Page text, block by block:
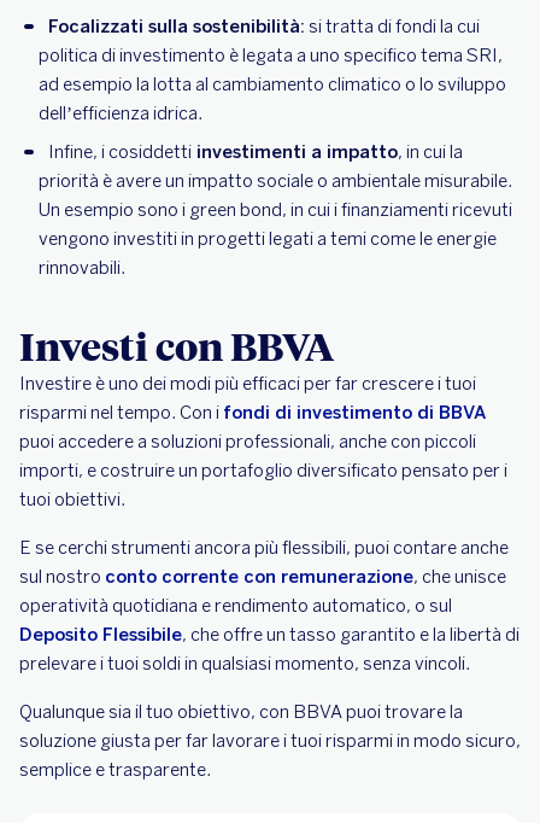
Focalizzati sulla sostenibilità: si tratta di fondi la cui
politica di investimento è legata a uno specifico tema SRI,
ad esempio la lotta al cambiamento climatico o lo sviluppo
dell’efficienza idrica.
Infine, i cosiddetti investimenti a impatto, in cui la
priorità è avere un impatto sociale o ambientale misurabile.
Un esempio sono i green bond, in cui i finanziamenti ricevuti
vengono investiti in progetti legati a temi come le energie
rinnovabili.
Investi con BBVA
Investire è uno dei modi più efficaci per far crescere i tuoi
risparmi nel tempo. Con i fondi di investimento di BBVA
puoi accedere a soluzioni professionali, anche con piccoli
importi, e costruire un portafoglio diversificato pensato per i
tuoi obiettivi.
E se cerchi strumenti ancora più flessibili, puoi contare anche
sul nostro conto corrente con remunerazione, che unisce
operatività quotidiana e rendimento automatico, o sul
Deposito Flessibile, che offre un tasso garantito e la libertà di
prelevare i tuoi soldi in qualsiasi momento, senza vincoli.
Qualunque sia il tuo obiettivo, con BBVA puoi trovare la
soluzione giusta per far lavorare i tuoi risparmi in modo sicuro,
semplice e trasparente.